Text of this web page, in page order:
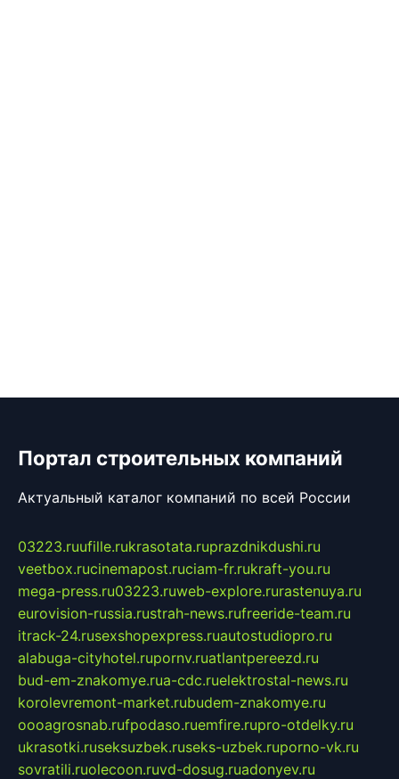
Портал строительных компаний
Актуальный каталог компаний по всей России
03223.ruufille.rukrasotata.ruprazdnikdushi.ru
veetbox.rucinemapost.ruciam-fr.rukraft-you.ru
mega-press.ru03223.ruweb-explore.rurastenuya.ru
eurovision-russia.rustrah-news.rufreeride-team.ru
itrack-24.rusexshopexpress.ruautostudiopro.ru
alabuga-cityhotel.rupornv.ruatlantpereezd.ru
bud-em-znakomye.rua-cdc.ruelektrostal-news.ru
korolevremont-market.rubudem-znakomye.ru
oooagrosnab.rufpodaso.ruemfire.rupro-otdelky.ru
ukrasotki.ruseksuzbek.ruseks-uzbek.ruporno-vk.ru
sovratili.ruolecoon.ruvd-dosug.ruadonyev.ru